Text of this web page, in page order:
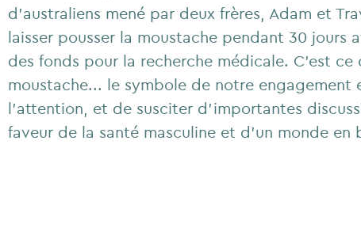
d'australiens mené par deux frères, Adam et
laisser pousser la moustache pendant 30
des fonds pour la recherche médicale. C’est
moustache... le symbole de notre engagement
l’attention, et de susciter d’importantes
faveur de la santé masculine et d'un monde en